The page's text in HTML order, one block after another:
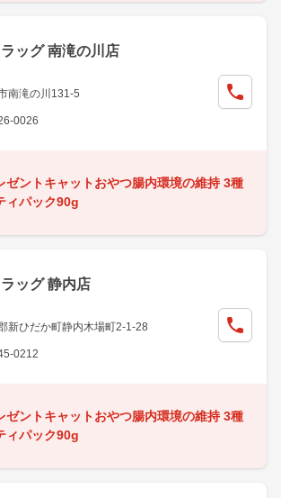
ッグ 南滝の川店
南滝の川131-5
0026
ゼントキャットおやつ腸内環境の維持 3種
ィパック90g
ッグ 静内店
新ひだか町静内木場町2-1-28
0212
ゼントキャットおやつ腸内環境の維持 3種
ィパック90g